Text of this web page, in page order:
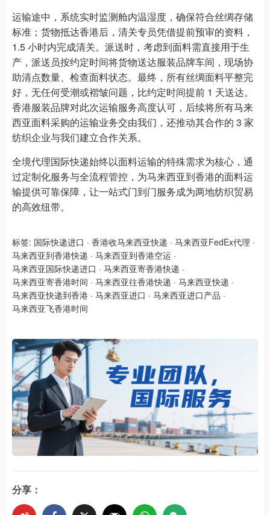
运输途中，系统实时监测舱内温湿度，确保符合丝绸存储
标准；货物抵达香港后，清关专员凭借提前预审的资料，
1.5 小时内完成清关。派送时，考虑到面料需直接用于生
产，派送员按约定时间将货物送达服装品牌车间，现场协
助清点数量、检查面料状态。最终，所有丝绸面料平整完
好，无任何受潮或褶皱问题，比约定时间提前 1 天送达。
香港服装品牌对此次运输服务高度认可，后续将所有马来
西亚面料采购的运输业务交由我们，还推动其合作的 3 家
纺织企业与我们建立合作关系。
全境代理国际快递始终以面料运输的特殊需求为核心，通
过定制化服务与全流程管控，为马来西亚到香港的面料运
输提供可靠保障，让一站式门到门服务成为两地纺织贸易
的高效纽带。
标签: 国际快递进口 · 香港收马来西亚快递 · 马来西亚FedEx代理 ·
马来西亚到香港快递 · 马来西亚到香港空运 ·
马来西亚国际快递进口 · 马来西亚寄香港快递 ·
马来西亚寄香港时间 · 马来西亚往香港快递 · 马来西亚快递 ·
马来西亚快递到香港 · 马来西亚进口 · 马来西亚进口产品 ·
马来西亚飞香港时间
分享：